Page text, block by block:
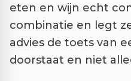
eten en wijn echt
combinatie en legt
advies de toets van
doorstaat en niet